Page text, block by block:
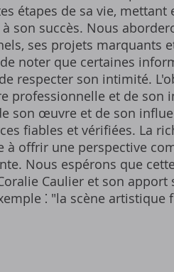
étapes de sa vie,
son succès. Nous
ses projets marquants
noter que certaines
respecter son intimité.
professionnelle et de son
son œuvre et de son
fiables et vérifiées. La
offrir une perspective
Nous espérons que
Caulier et son
⁚ "la scène artistique